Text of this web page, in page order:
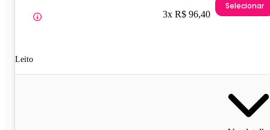
Leito
3x R$ 96,40
Selecionar